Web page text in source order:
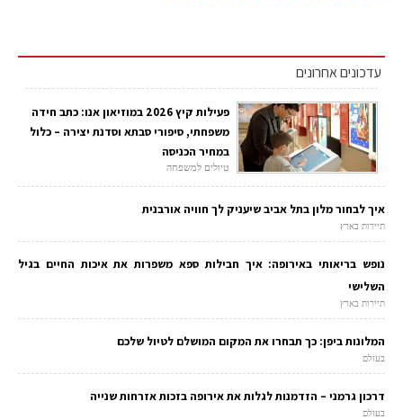
עדכונים אחרונים
פעילות קיץ 2026 במוזיאון אנו: כתב חידה
משפחתי, סיפורי סבתא וסדנת יצירה – כלול
במחיר הכניסה
טיולים למשפחה
איך לבחור מלון בתל אביב שיעניק לך חוויה אורבנית
תיירות בארץ
נופש בריאותי באירופה: איך חבילות ספא משפרות את איכות החיים בגיל
השלישי
תיירות בארץ
המלונות ביפן: כך תבחרו את המקום המושלם לטיול שלכם
בעולם
דרכון גרמני – הזדמנות לגלות את אירופה בזכות אזרחות שנייה
בעולם